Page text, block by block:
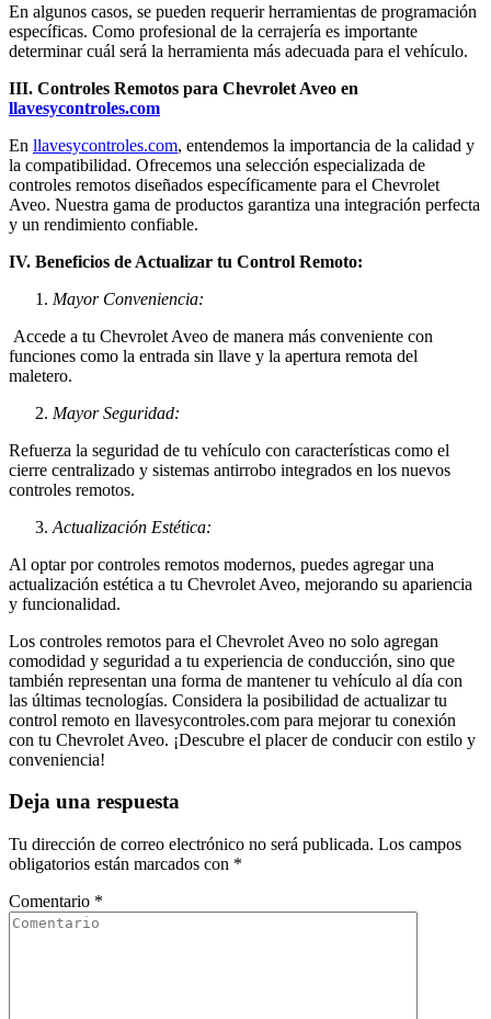
En algunos casos, se pueden requerir herramientas de programación
específicas. Como profesional de la cerrajería es importante
determinar cuál será la herramienta más adecuada para el vehículo.
III. Controles Remotos para Chevrolet Aveo en
llavesycontroles.com
En llavesycontroles.com, entendemos la importancia de la calidad y
la compatibilidad. Ofrecemos una selección especializada de
controles remotos diseñados específicamente para el Chevrolet
Aveo. Nuestra gama de productos garantiza una integración perfecta
y un rendimiento confiable.
IV. Beneficios de Actualizar tu Control Remoto:
Mayor Conveniencia:
Accede a tu Chevrolet Aveo de manera más conveniente con
funciones como la entrada sin llave y la apertura remota del
maletero.
Mayor Seguridad:
Refuerza la seguridad de tu vehículo con características como el
cierre centralizado y sistemas antirrobo integrados en los nuevos
controles remotos.
Actualización Estética:
Al optar por controles remotos modernos, puedes agregar una
actualización estética a tu Chevrolet Aveo, mejorando su apariencia
y funcionalidad.
Los controles remotos para el Chevrolet Aveo no solo agregan
comodidad y seguridad a tu experiencia de conducción, sino que
también representan una forma de mantener tu vehículo al día con
las últimas tecnologías. Considera la posibilidad de actualizar tu
control remoto en llavesycontroles.com para mejorar tu conexión
con tu Chevrolet Aveo. ¡Descubre el placer de conducir con estilo y
conveniencia!
Deja una respuesta
Tu dirección de correo electrónico no será publicada. Los campos
obligatorios están marcados con *
Comentario *